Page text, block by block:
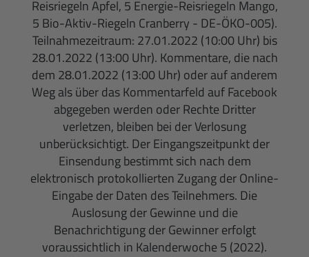
Reisriegeln Apfel, 5 Energie-Reisriegeln Mango,
5 Bio-Aktiv-Riegeln Cranberry - DE-ÖKO-005).
Teilnahmezeitraum: 27.01.2022 (10:00 Uhr) bis
28.01.2022 (13:00 Uhr). Kommentare, die nach
dem 28.01.2022 (13:00 Uhr) oder auf anderem
Weg als über das Kommentarfeld auf Facebook
abgegeben werden oder Rechte Dritter
verletzen, bleiben bei der Verlosung
unberücksichtigt. Der Eingangszeitpunkt der
Einsendung bestimmt sich nach dem
elektronisch protokollierten Zugang der Online-
Eingabe der Daten des Teilnehmers. Die
Auslosung der Gewinne und die
Benachrichtigung der Gewinner erfolgt
voraussichtlich in Kalenderwoche 5 (2022).